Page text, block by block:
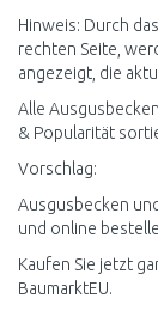
Hinweis: Durch
rechten Seite,
angezeigt, die
Alle
& Popularität
Vorschlag:
Ausgusbecken
und online
Kaufen Sie jetzt
BaumarktEU.